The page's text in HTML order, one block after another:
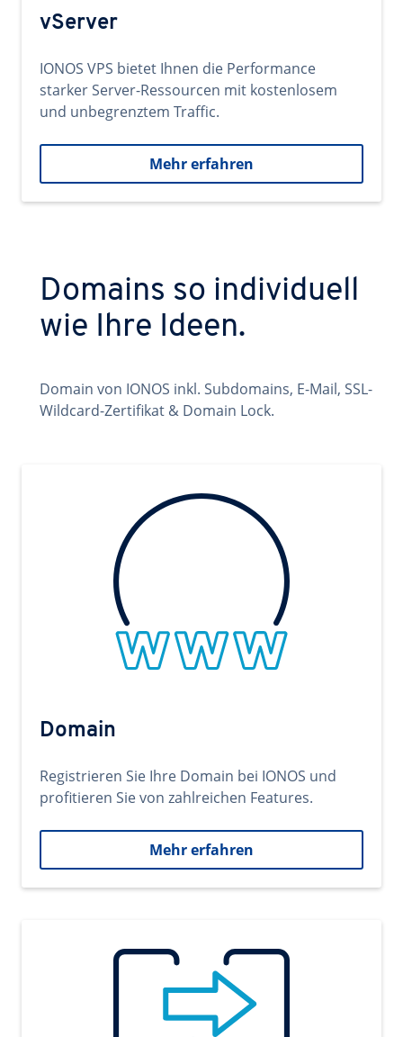
vServer
IONOS VPS bietet Ihnen die Performance
starker Server-Ressourcen mit kostenlosem
und unbegrenztem Traffic.
Mehr erfahren
Domains so individuell
wie Ihre Ideen.
Domain von IONOS inkl. Subdomains, E-Mail, SSL-
Wildcard-Zertifikat & Domain Lock.
Domain
Registrieren Sie Ihre Domain bei IONOS und
profitieren Sie von zahlreichen Features.
Mehr erfahren